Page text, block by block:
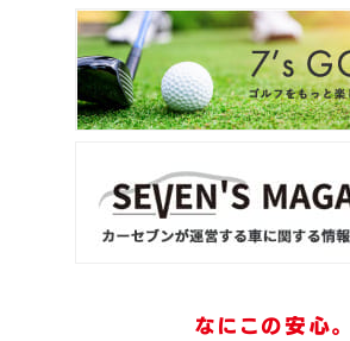
1位
トヨタ
ヤリスクロス
2位
トヨタ